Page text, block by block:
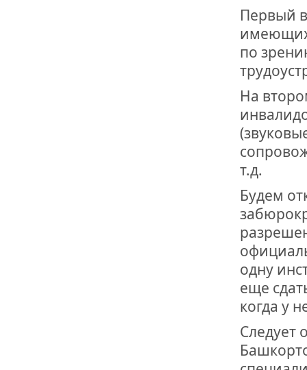
Первый
по
На
т.д.
Будем
одну
еще
когда у
Следует